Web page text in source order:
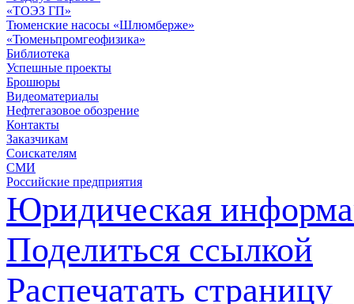
«ТОЭЗ ГП»
Тюменские насосы «Шлюмберже»
«Тюменьпромгеофизика»
Библиотека
Успешные проекты
Брошюры
Видеоматериалы
Нефтегазовое обозрение
Контакты
Заказчикам
Соискателям
СМИ
Российские предприятия
Юридическая
Поделиться ссылкой
Распечатать страницу